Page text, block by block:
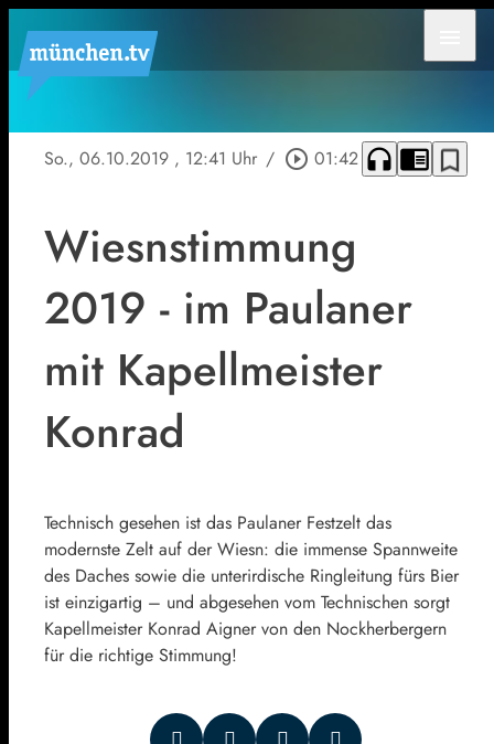
So., 06.10.2019 , 12:41 Uhr / play_circle_outline 01:42 headphones chrome_reader_mode bookmark_border
Wiesnstimmung
2019 - im Paulaner
mit Kapellmeister
Konrad
Technisch gesehen ist das Paulaner Festzelt das
modernste Zelt auf der Wiesn: die immense Spannweite
des Daches sowie die unterirdische Ringleitung fürs Bier
ist einzigartig – und abgesehen vom Technischen sorgt
Kapellmeister Konrad Aigner von den Nockherbergern
für die richtige Stimmung!